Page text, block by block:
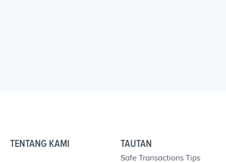
TENTANG KAMI TAUTAN
Safe Transactions Tips